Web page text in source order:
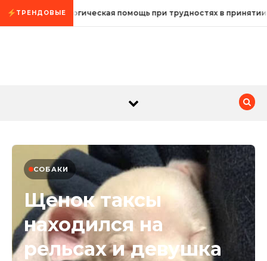
Промотать к содержимому
ТРЕНДОВЫЕ
Психологическая помощь при трудностях в
СОБАКИ
Щенок таксы
находился на
рельсах и девушка